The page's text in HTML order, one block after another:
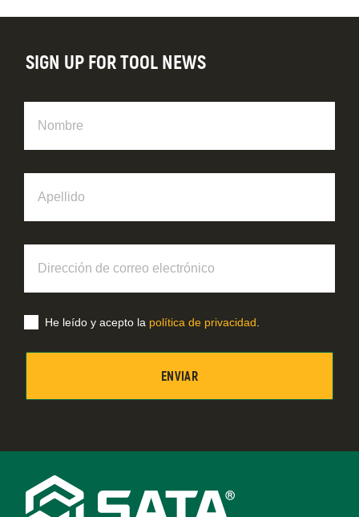
Footer
SIGN UP FOR TOOL NEWS
correo
electrónico
He leído y acepto la política de privacidad